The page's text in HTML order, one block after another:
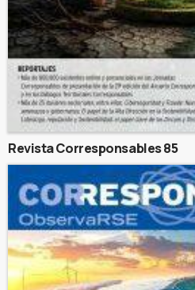
Revista Corresponsables 85